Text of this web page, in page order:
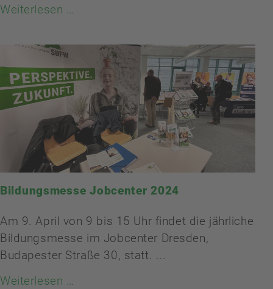
Weiterlesen …
Bildungsmesse Jobcenter 2024
Am 9. April von 9 bis 15 Uhr findet die jährliche
Bildungsmesse im Jobcenter Dresden,
Budapester Straße 30, statt. ...
Weiterlesen …